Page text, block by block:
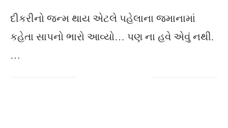
દીકરીનો જન્મ થાય એટલે પહેલાના જમાનામાં
કહેતા સાપનો ભારો આવ્યો… પણ ના હવે એવું નથી.
…